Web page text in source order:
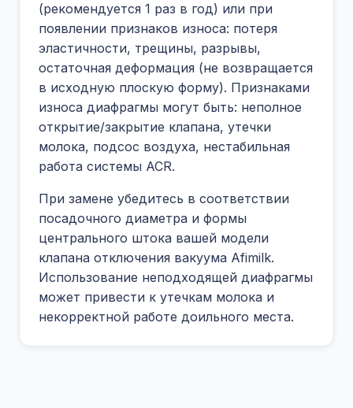
(рекомендуется 1 раз в год) или при
появлении признаков износа: потеря
эластичности, трещины, разрывы,
остаточная деформация (не возвращается
в исходную плоскую форму). Признаками
износа диафрагмы могут быть: неполное
открытие/закрытие клапана, утечки
молока, подсос воздуха, нестабильная
работа системы ACR.
При замене убедитесь в соответствии
посадочного диаметра и формы
центрального штока вашей модели
клапана отключения вакуума Afimilk.
Использование неподходящей диафрагмы
может привести к утечкам молока и
некорректной работе доильного места.